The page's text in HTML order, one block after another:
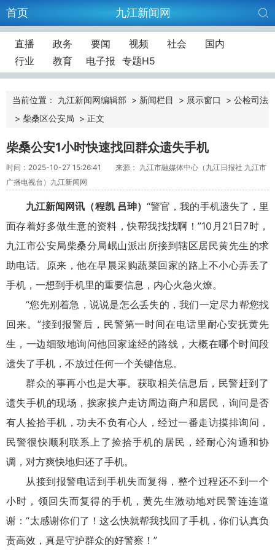
首页 九江新闻网
直播 政务 要闻 视频 社会
国内
行业
教育 电子报 专题H5
当前位置： 九江新闻网编辑部 > 新闻栏目 > 展示窗口 > 公检司法
> 柴桑区公安局 > 正文
柴桑公安1小时快速找回群众遗失手机
时间：2025-10-27 15:26:41
来源： 九江市融媒体中心（九江日报社 九江市
广播电视台）九江新闻网
九江新闻网讯 （程凯 吕珅）“警官，我的手机遗失了，里
面存着好多做生意的资料，快帮我找找啊！”10月21日7时，
九江市公安局柴桑分局岷山派出所接到辖区居民黄先生的求
助电话。原来，他在早晨采购蔬菜回家的路上不小心弄丢了
手机，一想到手机里的重要信息，内心火急火燎。
“您先别着急，说说是怎么丢失的，我们一定尽力帮您找
回来。”接到报警后，民警第一时间在电话里耐心安抚黄先
生，一边细致地询问他回家途经的路线，大概在哪个时间段
遗失了手机，不放过任何一个关键信息。
群众的事再小也是大事。获取相关信息后，民警赶到了
遗失手机的现场，挨家挨户走访周边商户和居民，询问是否
有人捡拾手机，功夫不负有心人，经过一番走访摸排询问，
民警很快顺利联系上了捡拾手机的居民，经耐心沟通和协
调，对方爽快地归还了手机。
从接到报警电话到手机失而复得，整个过程还不到一个
小时，领回失而复得的手机，黄先生激动地对民警连连道
谢：“太感谢你们了！这么快就帮我找回了手机，你们认真负
责高效，真是守护群众的好警察！”